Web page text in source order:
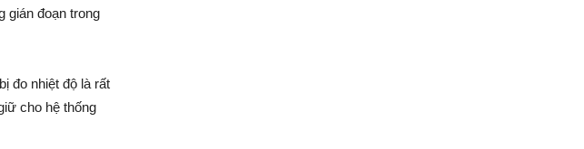
gián đoạn trong
đo nhiệt độ là rất
cho hệ thống